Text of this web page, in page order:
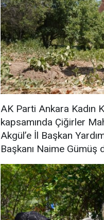
AK Parti Ankara Kadın
kapsamında Çiğirler
Akgül’e İl Başkan
Başkanı Naime Gümüş